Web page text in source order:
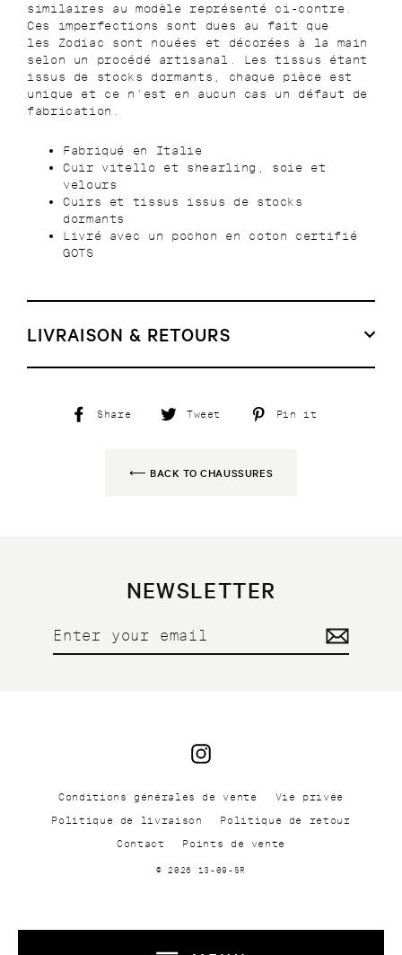
similaires au modèle représenté ci-contre.
Ces imperfections sont dues au fait que
les Zodiac sont nouées et décorées à la main
selon un procédé artisanal. Les tissus étant
issus de stocks dormants, chaque pièce est
unique et ce n’est en aucun cas un défaut de
fabrication.
Fabriqué en Italie
Cuir vitello et shearling, soie et
velours
Cuirs et tissus issus de stocks
dormants
Livré avec un pochon en coton certifié
GOTS
LIVRAISON & RETOURS
Share
Share
Tweet
Tweet
Pin it
⟵ BACK TO CHAUSSURES
NEWSLETTER
email
Conditions générales de vente Vie privée
Politique de livraison Politique de retour
Contact Points de vente
© 2026 13-09-SR